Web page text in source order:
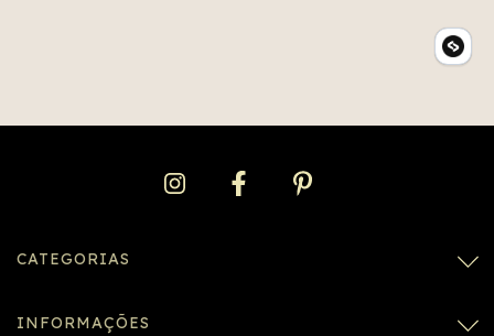
CATEGORIAS
INFORMAÇÕES